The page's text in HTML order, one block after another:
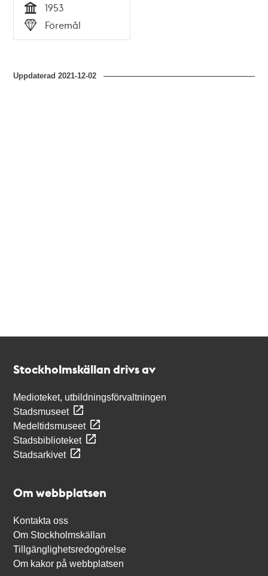
Tid
1953
Typ
Föremål
Uppdaterad2021-12-02
Stockholmskällan drivs av
Medioteket, utbildningsförvaltningen
Stadsmuseet
Medeltidsmuseet
Stadsbiblioteket
Stadsarkivet
Om webbplatsen
Kontakta oss
Om Stockholmskällan
Tillgänglighetsredogörelse
Om kakor på webbplatsen